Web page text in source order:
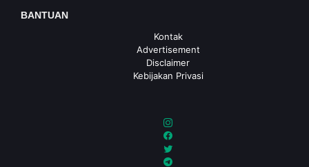
BANTUAN
Kontak
Advertisement
Disclaimer
Kebijakan Privasi